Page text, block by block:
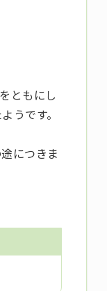
ともにし
うです。
につきま